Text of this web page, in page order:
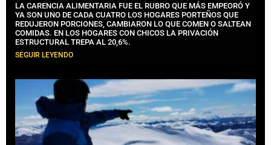
LA CARENCIA ALIMENTARIA FUE EL RUBRO QUE MÁS EMPEORÓ Y
YA SON UNO DE CADA CUATRO LOS HOGARES PORTEÑOS QUE
REDUJERON PORCIONES, CAMBIARON LO QUE COMEN O SALTEAN
COMIDAS. EN LOS HOGARES CON CHICOS LA PRIVACIÓN
ESTRUCTURAL TREPA AL 20,6%.
SEGUIR LEYENDO